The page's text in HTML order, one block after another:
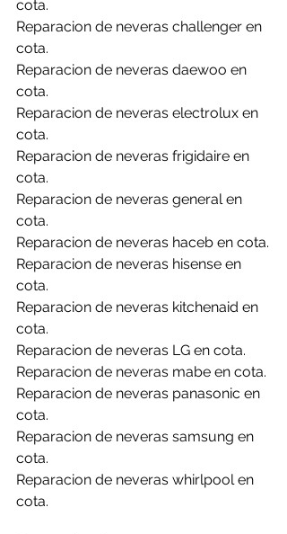
cota.
Reparacion de neveras challenger en
cota.
Reparacion de neveras daewoo en
cota.
Reparacion de neveras electrolux en
cota.
Reparacion de neveras frigidaire en
cota.
Reparacion de neveras general en
cota.
Reparacion de neveras haceb en cota.
Reparacion de neveras hisense en
cota.
Reparacion de neveras kitchenaid en
cota.
Reparacion de neveras LG en cota.
Reparacion de neveras mabe en cota.
Reparacion de neveras panasonic en
cota.
Reparacion de neveras samsung en
cota.
Reparacion de neveras whirlpool en
cota.